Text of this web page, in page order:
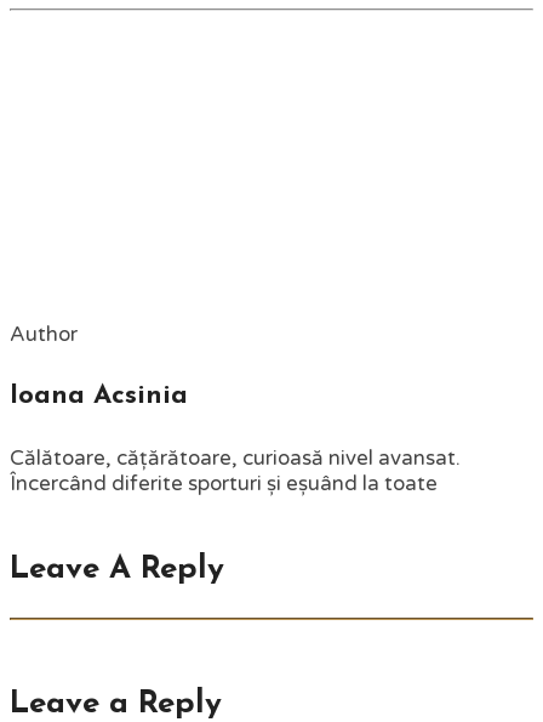
Author
Ioana Acsinia
Călătoare, cățărătoare, curioasă nivel avansat.
Încercând diferite sporturi și eșuând la toate
Leave A Reply
Leave a Reply